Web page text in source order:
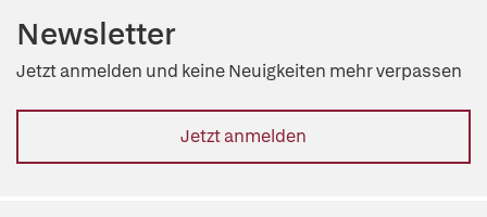
Newsletter
Jetzt anmelden und keine Neuigkeiten mehr verpassen
Jetzt anmelden